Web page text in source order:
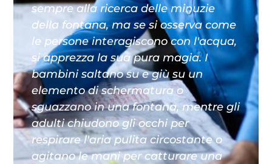
sempre alla ricerca delle minuzie
della fontana, ma se si osserva come
le persone interagiscono con l'acqua,
si apprezza la sua pura magia. I
bambini saltano su e giù su un
elemento di schermatura o
sguazzano in una fontana, mentre gli
adulti chiudono gli occhi per
respirare l'aria pulita circostante o
agitano le mani per catturare una